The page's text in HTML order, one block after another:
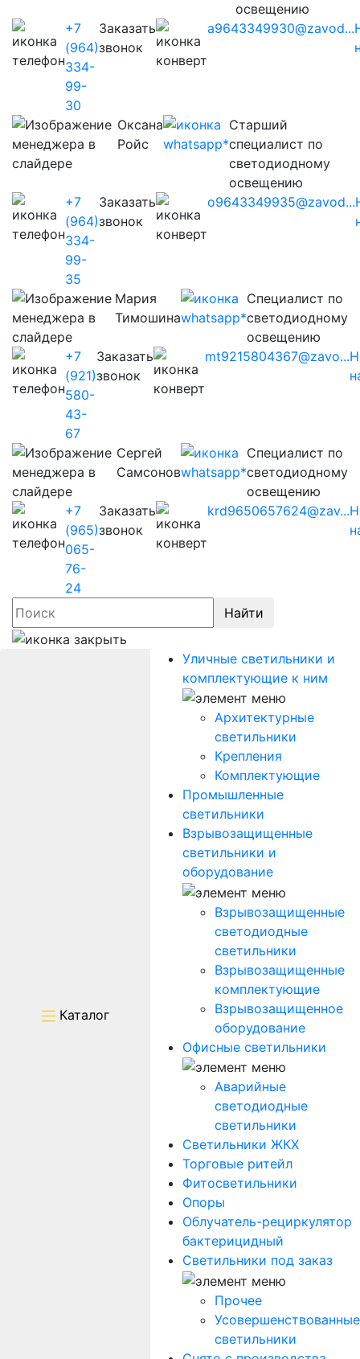
освещению
+7
(964)
334-
99-
30
Заказать
звонок
a9643349930@zavod...
Оксана
Ройс
Старший
специалист по
светодиодному
освещению
+7
(964)
334-
99-
35
Заказать
звонок
o9643349935@zavod...
Мария
Тимошина
Cпециалист по
светодиодному
освещению
+7
(921)
580-
43-
67
Заказать
звонок
mt9215804367@zavo...
Сергей
Самсонов
Cпециалист по
светодиодному
освещению
+7
(965)
065-
76-
24
Заказать
звонок
krd9650657624@zav...
Найти
Каталог
Уличные светильники и
комплектующие к ним
Архитектурные
светильники
Крепления
Комплектующие
Промышленные
светильники
Взрывозащищенные
светильники и
оборудование
Взрывозащищенные
светодиодные
светильники
Взрывозащищенные
комплектующие
Взрывозащищенное
оборудование
Офисные светильники
Аварийные
светодиодные
светильники
Светильники ЖКХ
Торговые ритейл
Фитосветильники
Опоры
Облучатель-рециркулятор
бактерицидный
Светильники под заказ
Прочее
Усовершенствованные
светильники